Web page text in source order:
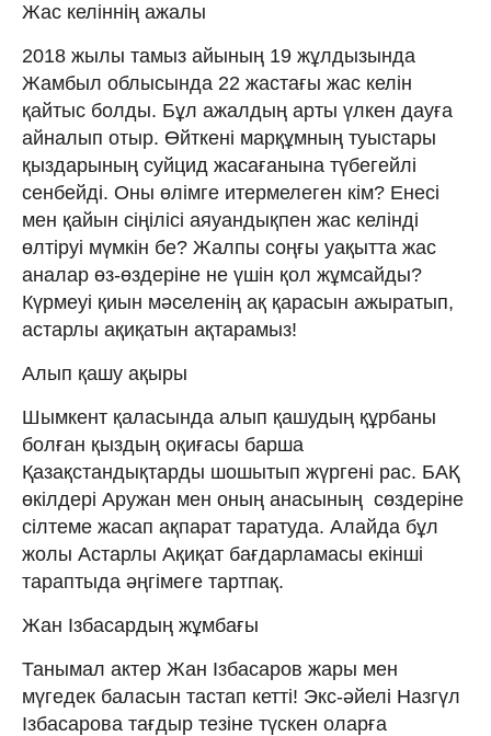
Жас келіннің ажалы
2018 жылы тамыз айының 19 жұлдызында
Жамбыл облысында 22 жастағы жас келін
қайтыс болды. Бұл ажалдың арты үлкен дауға
айналып отыр. Өйткені марқұмның туыстары
қыздарының суйцид жасағанына түбегейлі
сенбейді. Оны өлімге итермелеген кім? Енесі
мен қайын сіңілісі аяуандықпен жас келінді
өлтіруі мүмкін бе? Жалпы соңғы уақытта жас
аналар өз-өздеріне не үшін қол жұмсайды?
Күрмеуі қиын мәселенің ақ қарасын ажыратып,
астарлы ақиқатын ақтарамыз!
Алып қашу ақыры
Шымкент қаласында алып қашудың құрбаны
болған қыздың оқиғасы барша
Қазақстандықтарды шошытып жүргені рас. БАҚ
өкілдері Аружан мен оның анасының сөздеріне
сілтеме жасап ақпарат таратуда. Алайда бұл
жолы Астарлы Ақиқат бағдарламасы екінші
тараптыда әңгімеге тартпақ.
Жан Ізбасардың жұмбағы
Танымал актер Жан Ізбасаров жары мен
мүгедек баласын тастап кетті! Экс-әйелі Назгүл
Ізбасарова тағдыр тезіне түскен оларға